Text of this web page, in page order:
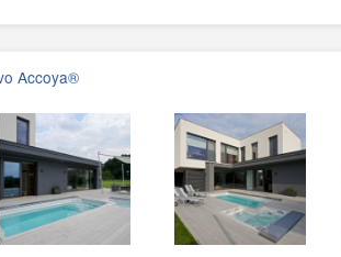
Accoya®